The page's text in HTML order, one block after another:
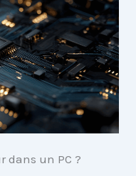
dans un PC ?